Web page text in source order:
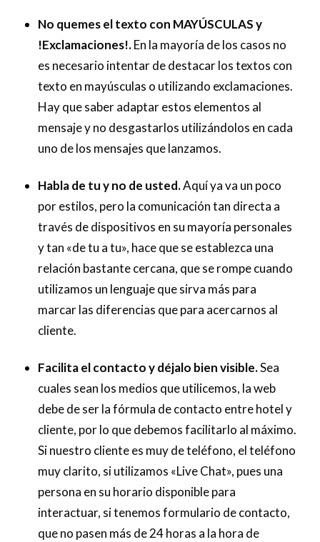
No quemes el texto con MAYÚSCULAS y
!Exclamaciones!.En la mayoría de los casos no
es necesario intentar de destacar los textos con
texto en mayúsculas o utilizando exclamaciones.
Hay que saber adaptar estos elementos al
mensaje y no desgastarlos utilizándolos en cada
uno de los mensajes que lanzamos.
Habla de tu y no de usted.Aquí ya va un poco
por estilos, pero la comunicación tan directa a
través de dispositivos en su mayoría personales
y tan «de tu a tu», hace que se establezca una
relación bastante cercana, que se rompe cuando
utilizamos un lenguaje que sirva más para
marcar las diferencias que para acercarnos al
cliente.
Facilita el contacto y déjalo bien visible.Sea
cuales sean los medios que utilicemos, la web
debe de ser la fórmula de contacto entre hotel y
cliente, por lo que debemos facilitarlo al máximo.
Si nuestro cliente es muy de teléfono, el teléfono
muy clarito, si utilizamos «Live Chat», pues una
persona en su horario disponible para
interactuar, si tenemos formulario de contacto,
que no pasen más de 24 horas a la hora de